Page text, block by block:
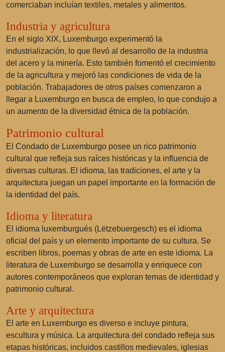
comerciaban incluían textiles, metales y alimentos.
Industria y agricultura
En el siglo XIX, Luxemburgo experimentó la
industrialización, lo que llevó al desarrollo de la industria
del acero y la minería. Esto también fomentó el crecimiento
de la agricultura y mejoró las condiciones de vida de la
población. Trabajadores de otros países comenzaron a
llegar a Luxemburgo en busca de empleo, lo que condujo a
un aumento de la diversidad étnica de la población.
Patrimonio cultural
El Condado de Luxemburgo posee un rico patrimonio
cultural que refleja sus raíces históricas y la influencia de
diversas culturas. El idioma, las tradiciones, el arte y la
arquitectura juegan un papel importante en la formación de
la identidad del país.
Idioma y literatura
El idioma luxemburgués (Lëtzebuergesch) es el idioma
oficial del país y un elemento importante de su cultura. Se
escriben libros, poemas y obras de arte en este idioma. La
literatura de Luxemburgo se desarrolla y enriquece con
autores contemporáneos que exploran temas de identidad y
patrimonio cultural.
Arte y arquitectura
El arte en Luxemburgo es diverso e incluye pintura,
escultura y música. La arquitectura del condado refleja sus
etapas históricas, incluidos castillos medievales, iglesias